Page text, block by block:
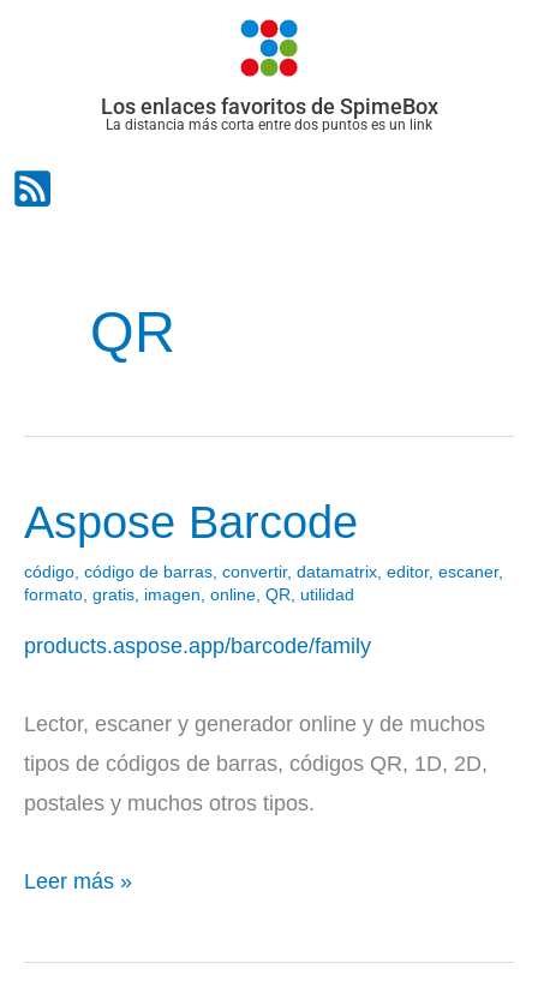
Los enlaces favoritos de SpimeBox
La distancia más corta entre dos puntos es un link
QR
Aspose Barcode
código código de barras convertir, datamatrix editor, escaner,
formato gratis imagen online QR utilidad
products.aspose.app/barcode/family
Lector, escaner y generador online y de muchos
tipos de códigos de barras, códigos QR, 1D, 2D,
postales y muchos otros tipos.
Aspose
Barcode
Leer más »